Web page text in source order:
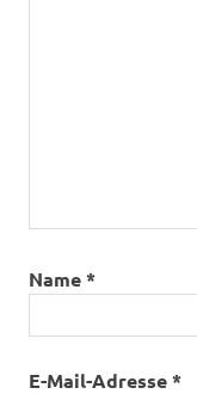
Name*
E-Mail-Adresse*